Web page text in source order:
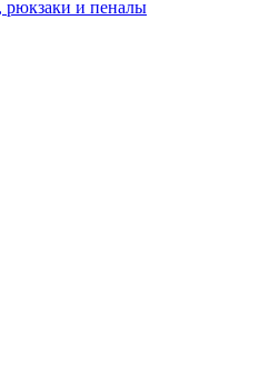
рюкзаки и пеналы